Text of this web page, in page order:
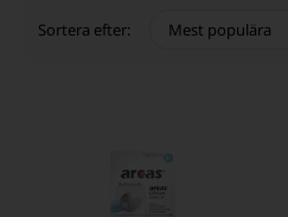
Sortera efter: